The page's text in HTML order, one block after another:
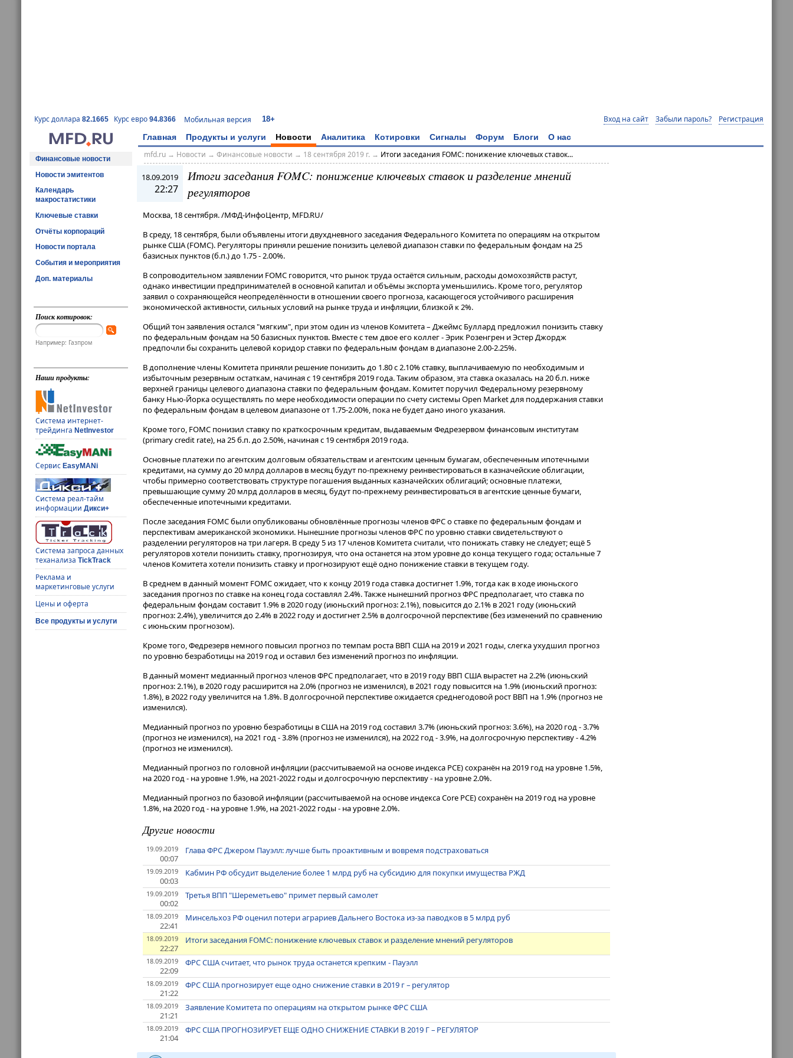
Курс доллара 82.1665 Курс евро 94.8366 Мобильная версия 18+ Вход на сайт Забыли пароль? Регистрация
Главная Продукты и услуги Новости Аналитика Котировки Сигналы Форум Блоги О нас
Финансовые новости
Новости эмитентов
Календарь
макростатистики
Ключевые ставки
Отчёты корпораций
Новости портала
События и мероприятия
Доп. материалы
Поиск котировок:
Например: Газпром
Наши продукты:
Система интернет-
трейдингаNetInvestor
СервисEasyMANi
Система реал-тайм
информацииДикси+
Система запроса данных
теханализаTickTrack
Реклама и
маркетинговые услуги
Цены и оферта
Все продукты и услуги
mfd.ru→ Новости → Финансовые новости → 18 сентября 2019 г. → Итоги заседания FOMC: понижение ключевых ставок...
18.09.2019
22:27
Итоги заседания FOMC: понижение ключевых ставок и разделение мнений
регуляторов
Москва, 18 сентября. /МФД-ИнфоЦентр, MFD.RU/
В среду, 18 сентября, были объявлены итоги двухдневного заседания Федерального Комитета по операциям на открытом
рынке США (FOMC). Регуляторы приняли решение понизить целевой диапазон ставки по федеральным фондам на 25
базисных пунктов (б.п.) до 1.75 - 2.00%.
В сопроводительном заявлении FOMC говорится, что рынок труда остаётся сильным, расходы домохозяйств растут,
однако инвестиции предпринимателей в основной капитал и объёмы экспорта уменьшились. Кроме того, регулятор
заявил о сохраняющейся неопределённости в отношении своего прогноза, касающегося устойчивого расширения
экономической активности, сильных условий на рынке труда и инфляции, близкой к 2%.
Общий тон заявления остался "мягким", при этом один из членов Комитета – Джеймс Буллард предложил понизить ставку
по федеральным фондам на 50 базисных пунктов. Вместе с тем двое его коллег - Эрик Розенгрен и Эстер Джордж
предпочли бы сохранить целевой коридор ставки по федеральным фондам в диапазоне 2.00-2.25%.
В дополнение члены Комитета приняли решение понизить до 1.80 с 2.10% ставку, выплачиваемую по необходимым и
избыточным резервным остаткам, начиная с 19 сентября 2019 года. Таким образом, эта ставка оказалась на 20 б.п. ниже
верхней границы целевого диапазона ставки по федеральным фондам. Комитет поручил Федеральному резервному
банку Нью-Йорка осуществлять по мере необходимости операции по счету системы Open Market для поддержания ставки
по федеральным фондам в целевом диапазоне от 1.75-2.00%, пока не будет дано иного указания.
Кроме того, FOMC понизил ставку по краткосрочным кредитам, выдаваемым Федрезервом финансовым институтам
(primary credit rate), на 25 б.п. до 2.50%, начиная с 19 сентября 2019 года.
Основные платежи по агентским долговым обязательствам и агентским ценным бумагам, обеспеченным ипотечными
кредитами, на сумму до 20 млрд долларов в месяц будут по-прежнему реинвестироваться в казначейские облигации,
чтобы примерно соответствовать структуре погашения выданных казначейских облигаций; основные платежи,
превышающие сумму 20 млрд долларов в месяц, будут по-прежнему реинвестироваться в агентские ценные бумаги,
обеспеченные ипотечными кредитами.
После заседания FOMC были опубликованы обновлённые прогнозы членов ФРС о ставке по федеральным фондам и
перспективам американской экономики. Нынешние прогнозы членов ФРС по уровню ставки свидетельствуют о
разделении регуляторов на три лагеря. В среду 5 из 17 членов Комитета считали, что понижать ставку не следует; ещё 5
регуляторов хотели понизить ставку, прогнозируя, что она останется на этом уровне до конца текущего года; остальные 7
членов Комитета хотели понизить ставку и прогнозируют ещё одно понижение ставки в текущем году.
В среднем в данный момент FOMC ожидает, что к концу 2019 года ставка достигнет 1.9%, тогда как в ходе июньского
заседания прогноз по ставке на конец года составлял 2.4%. Также нынешний прогноз ФРС предполагает, что ставка по
федеральным фондам составит 1.9% в 2020 году (июньский прогноз: 2.1%), повысится до 2.1% в 2021 году (июньский
прогноз: 2.4%), увеличится до 2.4% в 2022 году и достигнет 2.5% в долгосрочной перспективе (без изменений по сравнению
с июньским прогнозом).
Кроме того, Федрезерв немного повысил прогноз по темпам роста ВВП США на 2019 и 2021 годы, слегка ухудшил прогноз
по уровню безработицы на 2019 год и оставил без изменений прогноз по инфляции.
В данный момент медианный прогноз членов ФРС предполагает, что в 2019 году ВВП США вырастет на 2.2% (июньский
прогноз: 2.1%), в 2020 году расширится на 2.0% (прогноз не изменился), в 2021 году повысится на 1.9% (июньский прогноз:
1.8%), в 2022 году увеличится на 1.8%. В долгосрочной перспективе ожидается среднегодовой рост ВВП на 1.9% (прогноз не
изменился).
Медианный прогноз по уровню безработицы в США на 2019 год составил 3.7% (июньский прогноз: 3.6%), на 2020 год - 3.7%
(прогноз не изменился), на 2021 год - 3.8% (прогноз не изменился), на 2022 год - 3.9%, на долгосрочную перспективу - 4.2%
(прогноз не изменился).
Медианный прогноз по головной инфляции (рассчитываемой на основе индекса PCE) сохранён на 2019 год на уровне 1.5%,
на 2020 год - на уровне 1.9%, на 2021-2022 годы и долгосрочную перспективу - на уровне 2.0%.
Медианный прогноз по базовой инфляции (рассчитываемой на основе индекса Core PCE) сохранён на 2019 год на уровне
1.8%, на 2020 год - на уровне 1.9%, на 2021-2022 годы - на уровне 2.0%.
Другие новости
19.09.2019
00:07
Глава ФРС Джером Пауэлл: лучше быть проактивным и вовремя подстраховаться
19.09.2019
00:03
Кабмин РФ обсудит выделение более 1 млрд руб на субсидию для покупки имущества РЖД
19.09.2019
00:02
Третья ВПП "Шереметьево" примет первый самолет
18.09.2019
22:41
Минсельхоз РФ оценил потери аграриев Дальнего Востока из-за паводков в 5 млрд руб
18.09.2019
22:27
Итоги заседания FOMC: понижение ключевых ставок и разделение мнений регуляторов
18.09.2019
22:09
ФРС США считает, что рынок труда останется крепким - Пауэлл
18.09.2019
21:22
ФРС США прогнозирует еще одно снижение ставки в 2019 г – регулятор
18.09.2019
21:21
Заявление Комитета по операциям на открытом рынке ФРС США
18.09.2019
21:04
ФРС США ПРОГНОЗИРУЕТ ЕЩЕ ОДНО СНИЖЕНИЕ СТАВКИ В 2019 Г – РЕГУЛЯТОР